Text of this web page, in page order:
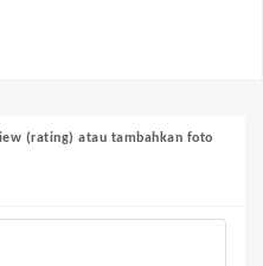
(rating) atau tambahkan foto